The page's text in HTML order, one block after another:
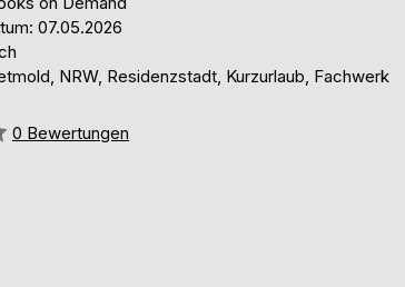
07.05.2026
NRW, Residenzstadt, Kurzurlaub, Fachwerk
0 Bewertungen